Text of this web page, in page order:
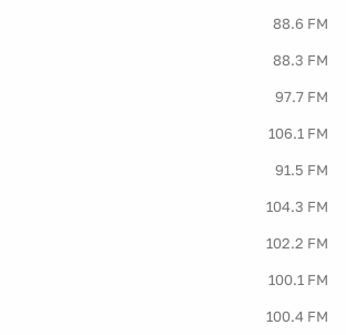
88.6 FM
88.3 FM
97.7 FM
106.1 FM
91.5 FM
104.3 FM
102.2 FM
100.1 FM
100.4 FM